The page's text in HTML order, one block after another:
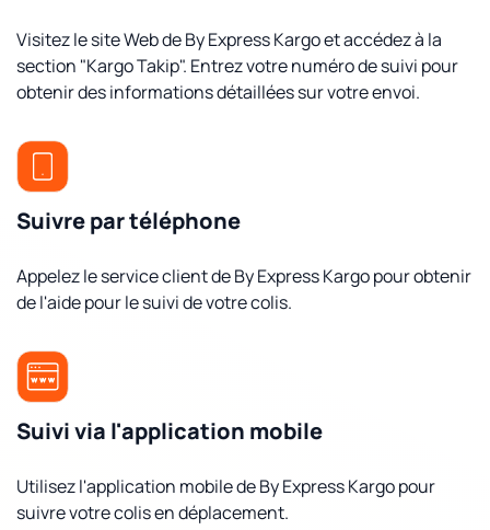
Visitez le site Web de By Express Kargo et accédez à la
section "Kargo Takip". Entrez votre numéro de suivi pour
obtenir des informations détaillées sur votre envoi.
Suivre par téléphone
Appelez le service client de By Express Kargo pour obtenir
de l'aide pour le suivi de votre colis.
Suivi via l'application mobile
Utilisez l'application mobile de By Express Kargo pour
suivre votre colis en déplacement.